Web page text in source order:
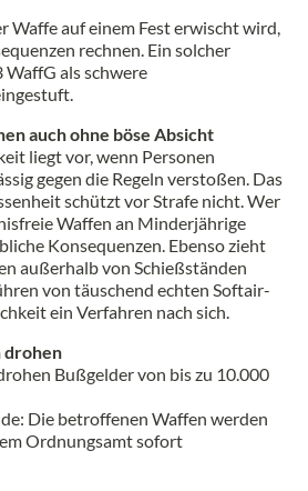
Waffe auf einem Fest erwischt wird,
rechnen. Ein solcher
als schwere
auch ohne böse Absicht
liegt vor, wenn Personen
gegen die Regeln verstoßen. Das
schützt vor Strafe nicht. Wer
Waffen an Minderjährige
Konsequenzen. Ebenso zieht
außerhalb von Schießständen
von täuschend echten Softair-
ein Verfahren nach sich.
drohen
Bußgelder von bis zu 10.000
Die betroffenen Waffen werden
Ordnungsamt sofort